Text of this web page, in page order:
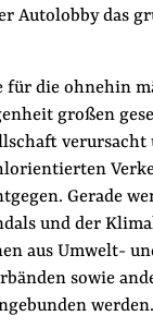
Autolobby das
für die ohnehin
großen
verursacht
Gerade
und der
aus Umwelt-
sowie
werden.